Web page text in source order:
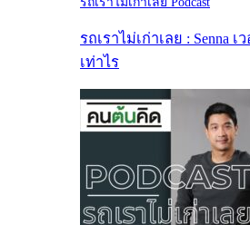
รถเราไม่เก่าเลย : Senna
เท่าไร